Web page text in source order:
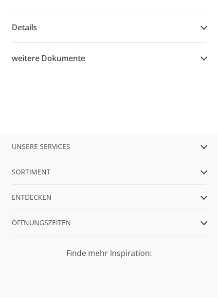
Details
weitere Dokumente
UNSERE SERVICES
SORTIMENT
ENTDECKEN
ÖFFNUNGSZEITEN
Finde mehr Inspiration: